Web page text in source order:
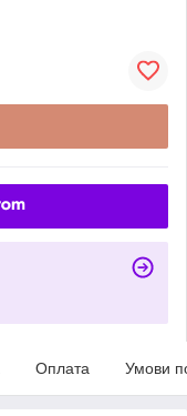
Оплата Умови